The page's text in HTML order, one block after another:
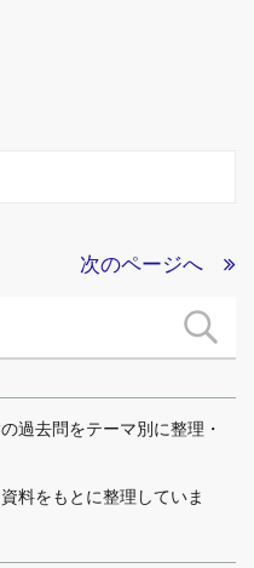
次のページへ
過去問をテーマ別に整理・
料をもとに整理していま